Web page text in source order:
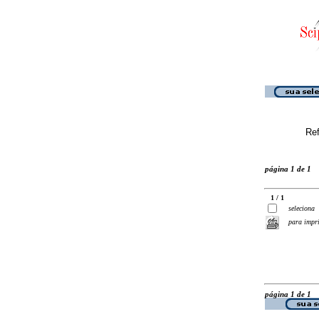
página 1 de 1
1 / 1
seleciona
para
página 1 de 1